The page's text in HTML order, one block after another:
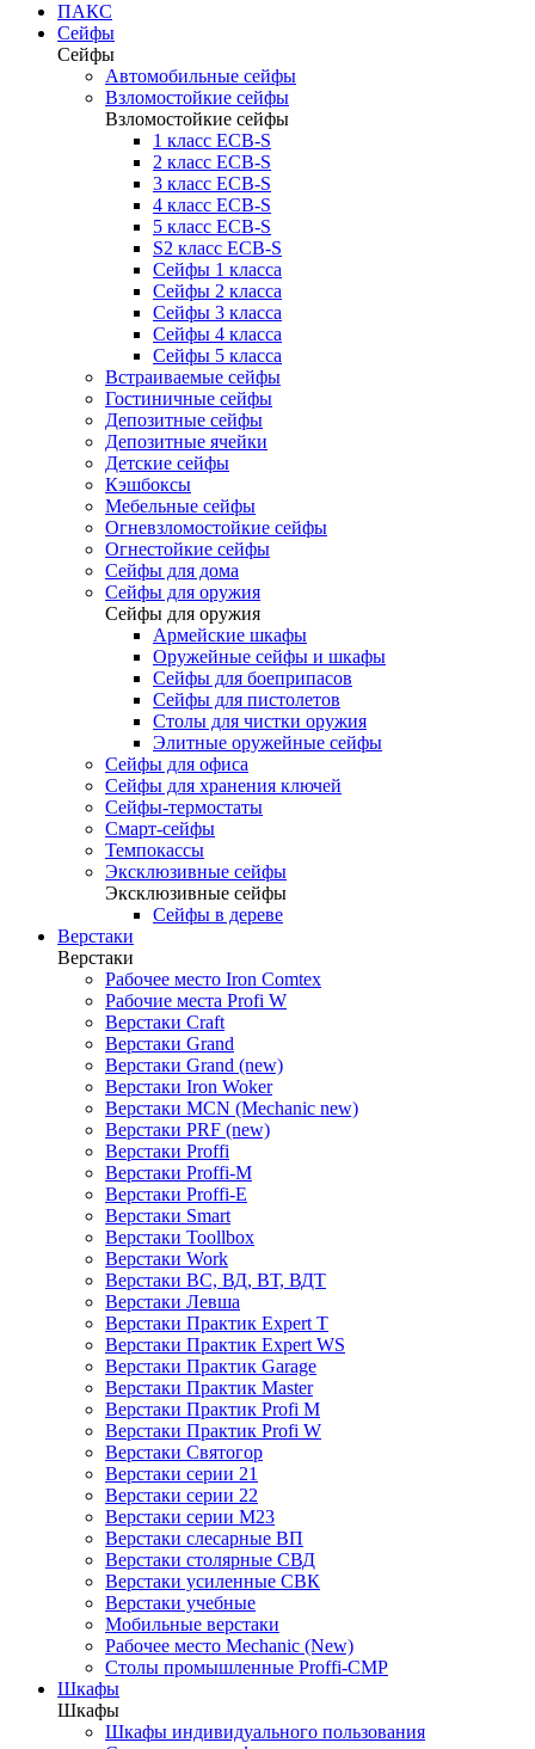
ПАКС
Сейфы
Сейфы
Автомобильные сейфы
Взломостойкие сейфы
Взломостойкие сейфы
1 класс ECB-S
2 класс ECB-S
3 класс ECB-S
4 класс ECB-S
5 класс ECB-S
S2 класс ECB-S
Сейфы 1 класса
Сейфы 2 класса
Сейфы 3 класса
Сейфы 4 класса
Сейфы 5 класса
Встраиваемые сейфы
Гостиничные сейфы
Депозитные сейфы
Депозитные ячейки
Детские сейфы
Кэшбоксы
Мебельные сейфы
Огневзломостойкие сейфы
Огнестойкие сейфы
Сейфы для дома
Сейфы для оружия
Сейфы для оружия
Армейские шкафы
Оружейные сейфы и шкафы
Сейфы для боеприпасов
Сейфы для пистолетов
Столы для чистки оружия
Элитные оружейные сейфы
Сейфы для офиса
Сейфы для хранения ключей
Сейфы-термостаты
Смарт-сейфы
Темпокассы
Эксклюзивные сейфы
Эксклюзивные сейфы
Сейфы в дереве
Верстаки
Верстаки
Рабочее место Iron Comtex
Рабочие места Profi W
Верстаки Craft
Верстаки Grand
Верстаки Grand (new)
Верстаки Iron Woker
Верстаки MCN (Mechanic new)
Верстаки PRF (new)
Верстаки Proffi
Верстаки Proffi-M
Верстаки Proffi-Е
Верстаки Smart
Верстаки Toollbox
Верстаки Work
Верстаки ВС, ВД, ВТ, ВДТ
Верстаки Левша
Верстаки Практик Expert T
Верстаки Практик Expert WS
Верстаки Практик Garage
Верстаки Практик Master
Верстаки Практик Profi M
Верстаки Практик Profi W
Верстаки Святогор
Верстаки серии 21
Верстаки серии 22
Верстаки серии М23
Верстаки слесарные ВП
Верстаки столярные СВД
Верстаки усиленные СВК
Верстаки учебные
Мобильные верстаки
Рабочее место Mechanic (New)
Столы промышленные Proffi-CMP
Шкафы
Шкафы
Шкафы индивидуального пользования